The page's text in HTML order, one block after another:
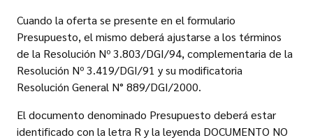
Cuando la oferta se presente en el formulario
Presupuesto, el mismo deberá ajustarse a los términos
de la Resolución Nº 3.803/DGI/94, complementaria de la
Resolución Nº 3.419/DGI/91 y su modificatoria
Resolución General N° 889/DGI/2000.
El documento denominado Presupuesto deberá estar
identificado con la letra R y la leyenda DOCUMENTO NO